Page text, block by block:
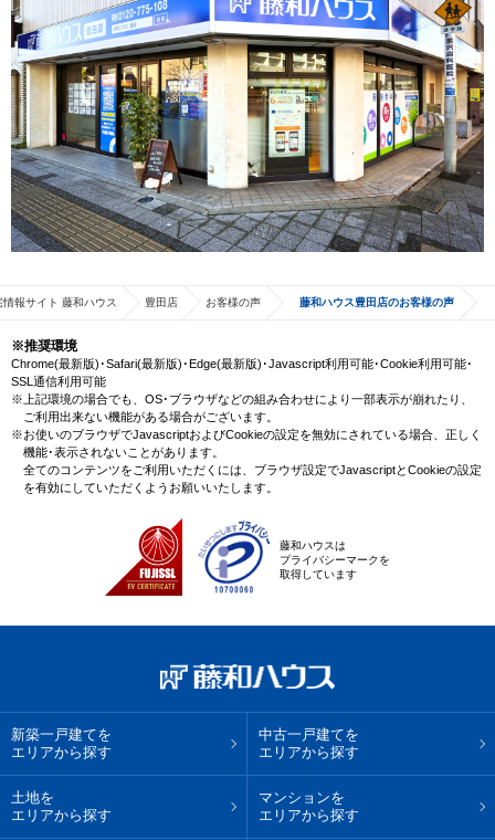
報サイト 藤和ハウス 豊田店 お客様の声 藤和ハウス豊田店のお客様の声
※推奨環境
Chrome(最新版)･Safari(最新版)･Edge(最新版)･Javascript利用可能･Cookie利用可能･
SSL通信利用可能
※上記環境の場合でも、OS･ブラウザなどの組み合わせにより一部表示が崩れたり、
ご利用出来ない機能がある場合がございます。
※お使いのブラウザでJavascriptおよびCookieの設定を無効にされている場合、正しく
機能･表示されないことがあります。
全てのコンテンツをご利用いただくには、ブラウザ設定でJavascriptとCookieの設定
を有効にしていただくようお願いいたします。
藤和ハウスは
プライバシーマークを
取得しています
新築一戸建てを
エリアから探す
中古一戸建てを
エリアから探す
土地を
エリアから探す
マンションを
エリアから探す